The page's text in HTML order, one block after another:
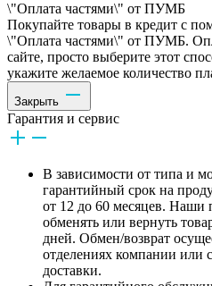
\"Оплата частями\" от ПУМБ
Покупайте товары в кредит с
\"Оплата частями\" от ПУМБ.
сайте, просто выберите этот
укажите желаемое количество
Закрыть
Гарантия и сервис
В зависимости от типа и
гарантийный срок на
от 12 до 60 месяцев. Наши
обменять или вернуть
дней. Обмен/возврат
отделениях компании
доставки.